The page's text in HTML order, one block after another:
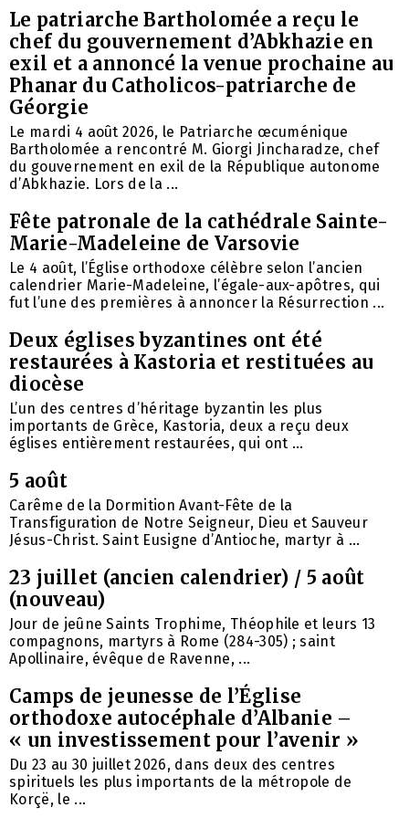
Le patriarche Bartholomée a reçu le
chef du gouvernement d’Abkhazie en
exil et a annoncé la venue prochaine au
Phanar du Catholicos-patriarche de
Géorgie
Le mardi 4 août 2026, le Patriarche œcuménique
Bartholomée a rencontré M. Giorgi Jincharadze, chef
du gouvernement en exil de la République autonome
d’Abkhazie. Lors de la ...
Fête patronale de la cathédrale Sainte-
Marie-Madeleine de Varsovie
Le 4 août, l’Église orthodoxe célèbre selon l’ancien
calendrier Marie-Madeleine, l’égale-aux-apôtres, qui
fut l’une des premières à annoncer la Résurrection ...
Deux églises byzantines ont été
restaurées à Kastoria et restituées au
diocèse
L’un des centres d’héritage byzantin les plus
importants de Grèce, Kastoria, deux a reçu deux
églises entièrement restaurées, qui ont ...
5 août
Carême de la Dormition Avant-Fête de la
Transfiguration de Notre Seigneur, Dieu et Sauveur
Jésus-Christ. Saint Eusigne d’Antioche, martyr à ...
23 juillet (ancien calendrier) / 5 août
(nouveau)
Jour de jeûne Saints Trophime, Théophile et leurs 13
compagnons, martyrs à Rome (284-305) ; saint
Apollinaire, évêque de Ravenne, ...
Camps de jeunesse de l’Église
orthodoxe autocéphale d’Albanie –
« un investissement pour l’avenir »
Du 23 au 30 juillet 2026, dans deux des centres
spirituels les plus importants de la métropole de
Korçë, le ...